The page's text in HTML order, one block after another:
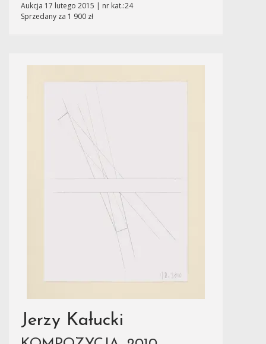
Aukcja 17 lutego 2015 | nr kat.:24
Sprzedany za 1 900 zł
Jerzy Kałucki